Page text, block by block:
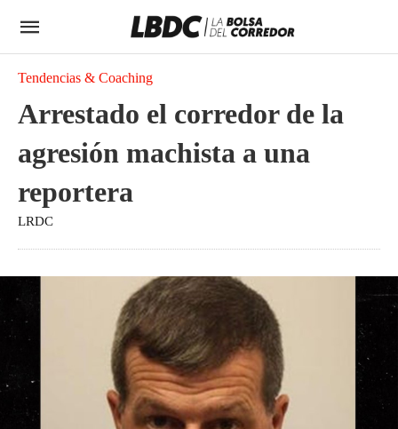
Tendencias & Coaching
Arrestado el corredor de la
agresión machista a una
reportera
LRDC